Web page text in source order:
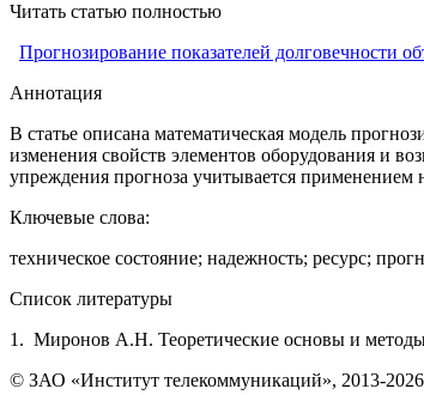
Читать статью полностью
Прогнозирование показателей долговечности
Аннотация
В статье описана математическая модель
изменения свойств элементов оборудования и
упреждения прогноза учитывается
Ключевые слова:
техническое состояние; надежность; ресурс;
Список литературы
1. Миронов А.Н. Теоретические основы и методы
© ЗАО «Институт телекоммуникаций», 2013-2026